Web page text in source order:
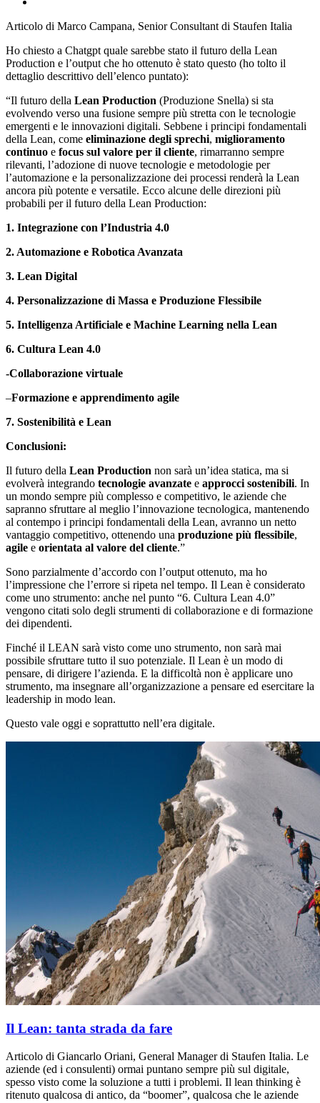
Articolo di Marco Campana, Senior Consultant di Staufen Italia
Ho chiesto a Chatgpt quale sarebbe stato il futuro della Lean
Production e l’output che ho ottenuto è stato questo (ho tolto il
dettaglio descrittivo dell’elenco puntato):
“Il futuro della Lean Production (Produzione Snella) si sta
evolvendo verso una fusione sempre più stretta con le tecnologie
emergenti e le innovazioni digitali. Sebbene i principi fondamentali
della Lean, come eliminazione degli sprechi, miglioramento
continuo e focus sul valore per il cliente, rimarranno sempre
rilevanti, l’adozione di nuove tecnologie e metodologie per
l’automazione e la personalizzazione dei processi renderà la Lean
ancora più potente e versatile. Ecco alcune delle direzioni più
probabili per il futuro della Lean Production:
1. Integrazione con l’Industria 4.0
2. Automazione e Robotica Avanzata
3. Lean Digital
4. Personalizzazione di Massa e Produzione Flessibile
5. Intelligenza Artificiale e Machine Learning nella Lean
6. Cultura Lean 4.0
-Collaborazione virtuale
–Formazione e apprendimento agile
7. Sostenibilità e Lean
Conclusioni:
Il futuro della Lean Production non sarà un’idea statica, ma si
evolverà integrando tecnologie avanzate e approcci sostenibili. In
un mondo sempre più complesso e competitivo, le aziende che
sapranno sfruttare al meglio l’innovazione tecnologica, mantenendo
al contempo i principi fondamentali della Lean, avranno un netto
vantaggio competitivo, ottenendo una produzione più flessibile,
agile e orientata al valore del cliente.”
Sono parzialmente d’accordo con l’output ottenuto, ma ho
l’impressione che l’errore si ripeta nel tempo. Il Lean è considerato
come uno strumento: anche nel punto “6. Cultura Lean 4.0”
vengono citati solo degli strumenti di collaborazione e di formazione
dei dipendenti.
Finché il LEAN sarà visto come uno strumento, non sarà mai
possibile sfruttare tutto il suo potenziale. Il Lean è un modo di
pensare, di dirigere l’azienda. E la difficoltà non è applicare uno
strumento, ma insegnare all’organizzazione a pensare ed esercitare la
leadership in modo lean.
Questo vale oggi e soprattutto nell’era digitale.
Il Lean: tanta strada da fare
Articolo di Giancarlo Oriani, General Manager di Staufen Italia. Le
aziende (ed i consulenti) ormai puntano sempre più sul digitale,
spesso visto come la soluzione a tutti i problemi. Il lean thinking è
ritenuto qualcosa di antico, da “boomer”, qualcosa che le aziende